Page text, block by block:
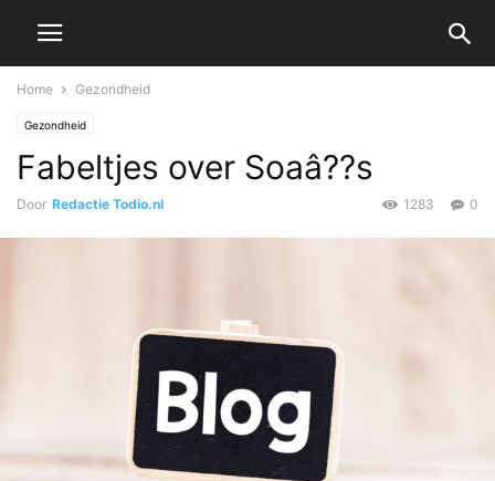
Home Gezondheid
Gezondheid
Fabeltjes over Soaâ??s
Door Redactie Todio.nl 0
1283